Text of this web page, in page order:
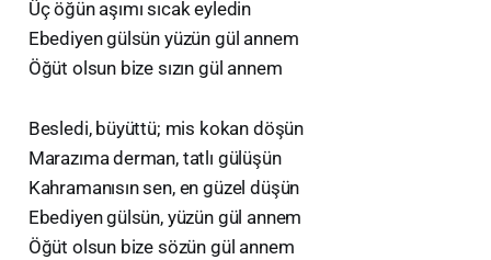
Üç öğün aşımı sıcak eyledin
Ebediyen gülsün yüzün gül annem
Öğüt olsun bize sızın gül annem
Besledi, büyüttü; mis kokan döşün
Marazıma derman, tatlı gülüşün
Kahramanısın sen, en güzel düşün
Ebediyen gülsün, yüzün gül annem
Öğüt olsun bize sözün gül annem